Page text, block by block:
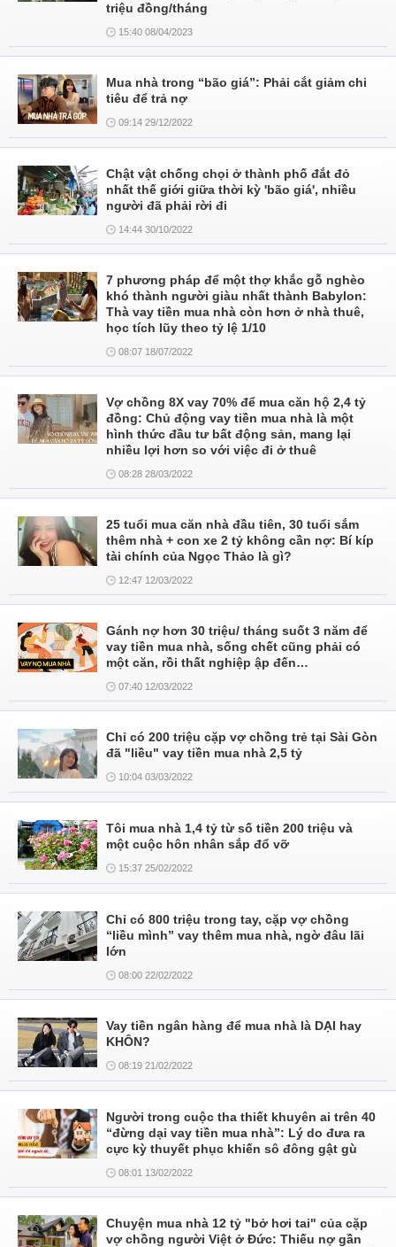
triệu đồng/tháng
15:40 08/04/2023
Mua nhà trong “bão giá”: Phải cắt giảm chi
tiêu để trả nợ
09:14 29/12/2022
Chật vật chống chọi ở thành phố đắt đỏ
nhất thế giới giữa thời kỳ 'bão giá', nhiều
người đã phải rời đi
14:44 30/10/2022
7 phương pháp để một thợ khắc gỗ nghèo
khó thành người giàu nhất thành Babylon:
Thà vay tiền mua nhà còn hơn ở nhà thuê,
học tích lũy theo tỷ lệ 1/10
08:07 18/07/2022
Vợ chồng 8X vay 70% để mua căn hộ 2,4 tỷ
đồng: Chủ động vay tiền mua nhà là một
hình thức đầu tư bất động sản, mang lại
nhiều lợi hơn so với việc đi ở thuê
08:28 28/03/2022
25 tuổi mua căn nhà đầu tiên, 30 tuổi sắm
thêm nhà + con xe 2 tỷ không cần nợ: Bí kíp
tài chính của Ngọc Thảo là gì?
12:47 12/03/2022
Gánh nợ hơn 30 triệu/ tháng suốt 3 năm để
vay tiền mua nhà, sống chết cũng phải có
một căn, rồi thất nghiệp ập đến…
07:40 12/03/2022
Chỉ có 200 triệu cặp vợ chồng trẻ tại Sài Gòn
đã "liều" vay tiền mua nhà 2,5 tỷ
10:04 03/03/2022
Tôi mua nhà 1,4 tỷ từ số tiền 200 triệu và
một cuộc hôn nhân sắp đổ vỡ
15:37 25/02/2022
Chỉ có 800 triệu trong tay, cặp vợ chồng
“liều mình” vay thêm mua nhà, ngờ đâu lãi
lớn
08:00 22/02/2022
Vay tiền ngân hàng để mua nhà là DẠI hay
KHÔN?
08:19 21/02/2022
Người trong cuộc tha thiết khuyên ai trên 40
“đừng dại vay tiền mua nhà”: Lý do đưa ra
cực kỳ thuyết phục khiến sô đông gật gù
08:01 13/02/2022
Chuyện mua nhà 12 tỷ "bở hơi tai" của cặp
vợ chồng người Việt ở Đức: Thiếu nợ gần